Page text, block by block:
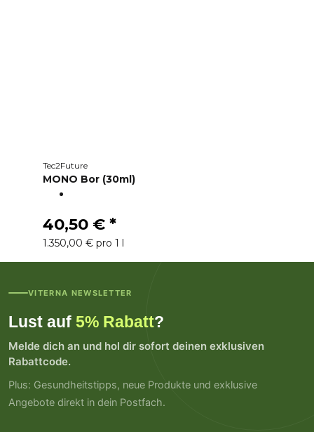
Tec2Future
MONO Bor (30ml)
40,50 € *
1.350,00 € pro 1 l
VITERNA NEWSLETTER
Lust auf 5% Rabatt?
Melde dich an und hol dir sofort deinen exklusiven
Rabattcode.
Plus: Gesundheitstipps, neue Produkte und exklusive
Angebote direkt in dein Postfach.